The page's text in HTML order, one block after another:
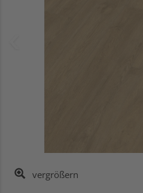
vergrößern